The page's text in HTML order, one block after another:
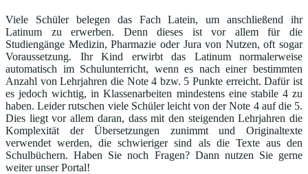
Viele Schüler belegen das Fach Latein, um anschließend ihr
Latinum zu erwerben. Denn dieses ist vor allem für die
Studiengänge Medizin, Pharmazie oder Jura von Nutzen, oft sogar
Voraussetzung. Ihr Kind erwirbt das Latinum normalerweise
automatisch im Schulunterricht, wenn es nach einer bestimmten
Anzahl von Lehrjahren die Note 4 bzw. 5 Punkte erreicht. Dafür ist
es jedoch wichtig, in Klassenarbeiten mindestens eine stabile 4 zu
haben. Leider rutschen viele Schüler leicht von der Note 4 auf die 5.
Dies liegt vor allem daran, dass mit den steigenden Lehrjahren die
Komplexität der Übersetzungen zunimmt und Originaltexte
verwendet werden, die schwieriger sind als die Texte aus den
Schulbüchern. Haben Sie noch Fragen? Dann nutzen Sie gerne
weiter unser Portal!